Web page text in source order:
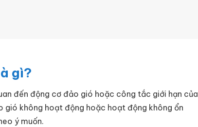
gì?
đến động cơ đảo gió hoặc công tắc giới hạn của
gió không hoạt động hoặc hoạt động không ổn
ý muốn.